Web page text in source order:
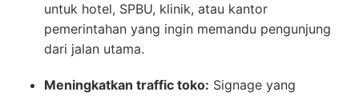
untuk hotel, SPBU, klinik, atau kantor
pemerintahan yang ingin memandu pengunjung
dari jalan utama.
Meningkatkan traffic toko: Signage yang